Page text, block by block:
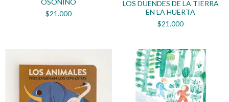
$21.000
LOS DUENDES DE LA TIERRA
EN LA HUERTA
$21.000